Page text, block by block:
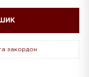
закордон